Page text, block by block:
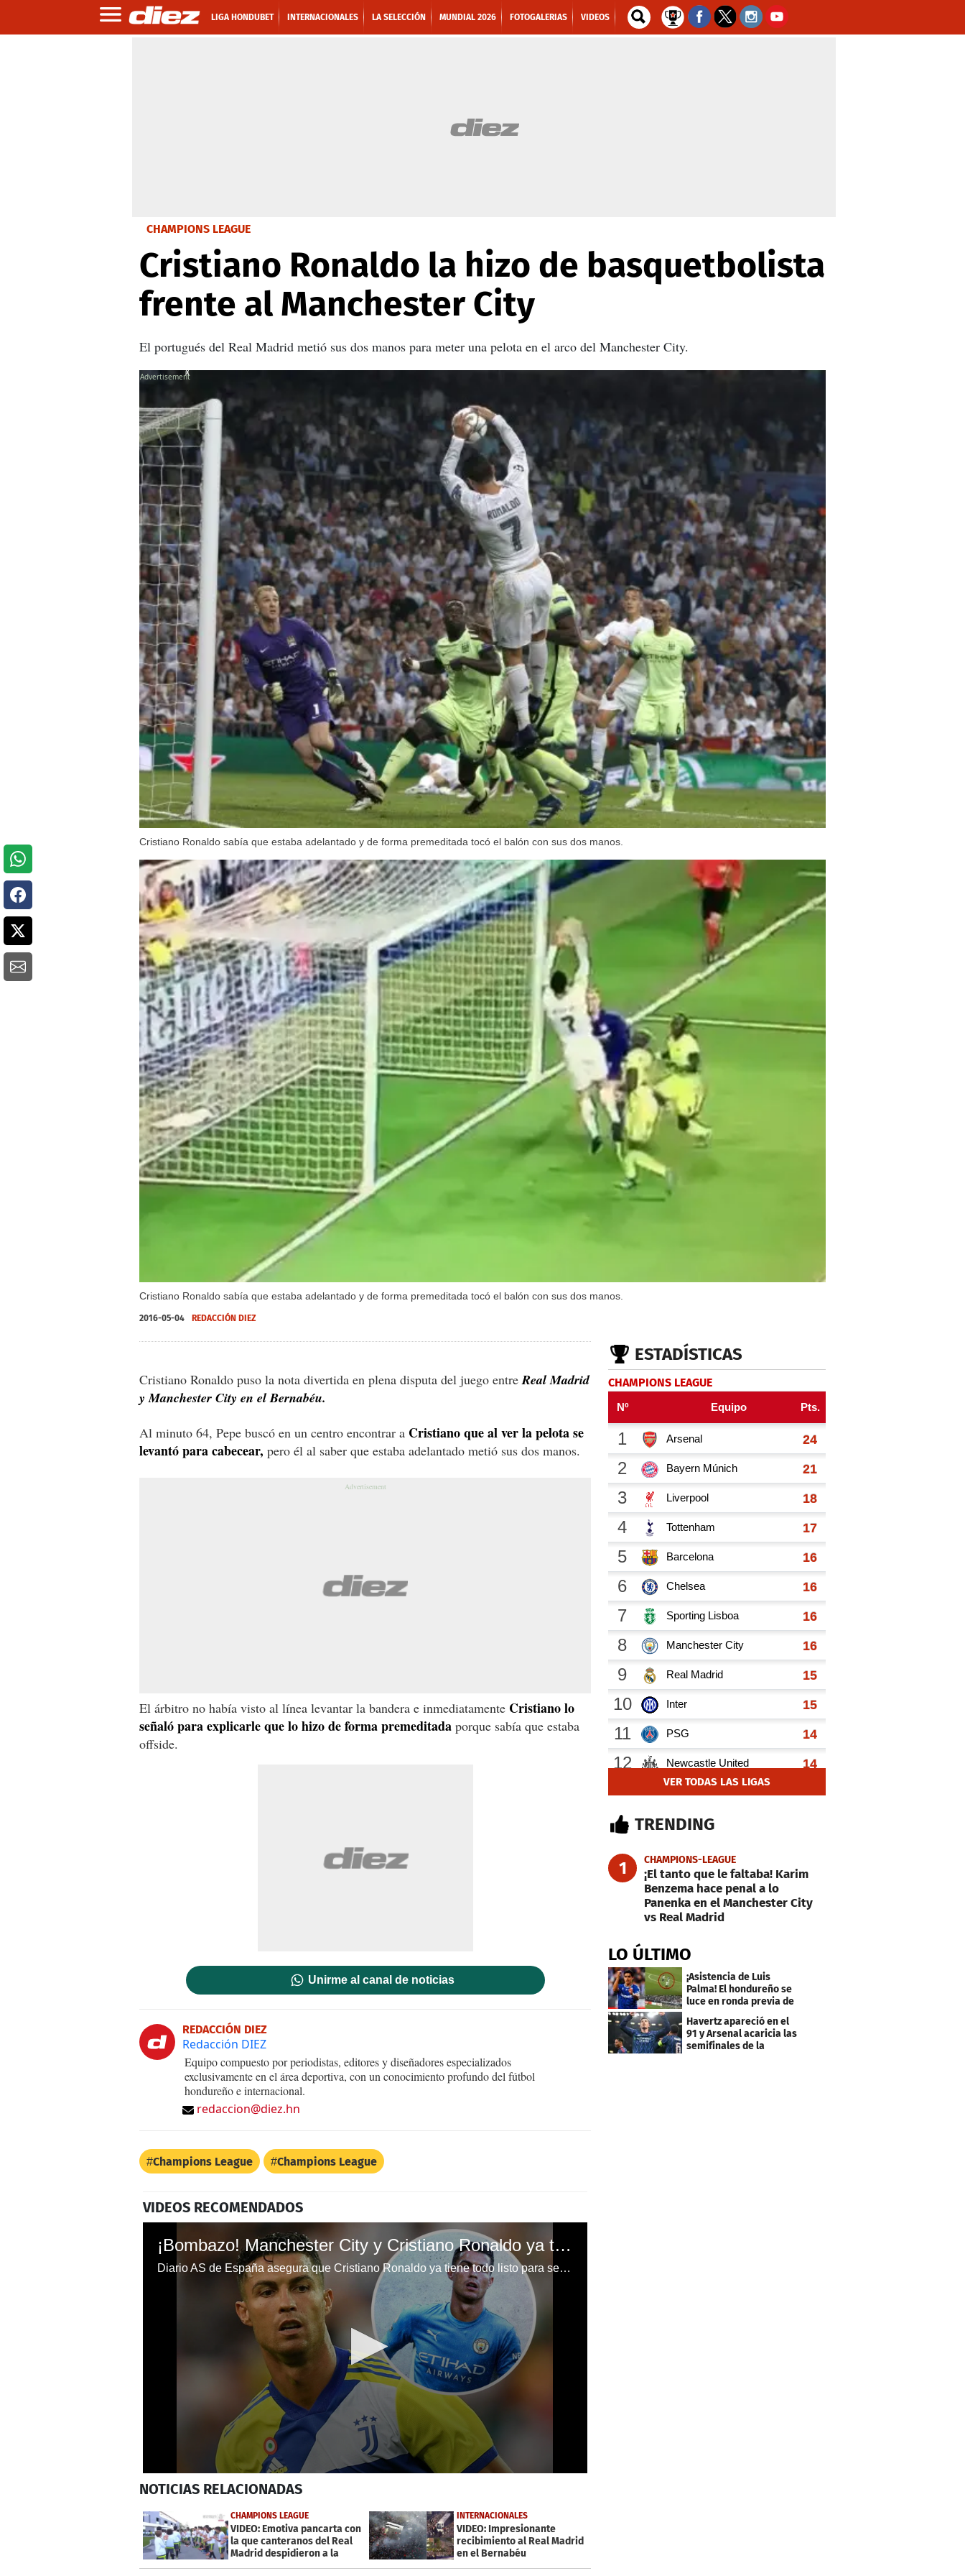
LIGA HONDUBET INTERNACIONALES LA SELECCIÓN MUNDIAL 2026 FOTOGALERIAS VIDEOS
CHAMPIONS LEAGUE
Cristiano Ronaldo la hizo de basquetbolista
frente al Manchester City
El portugués del Real Madrid metió sus dos manos para meter una pelota en el arco del Manchester City.
Cristiano Ronaldo sabía que estaba adelantado y de forma premeditada tocó el balón con sus dos manos.
Cristiano Ronaldo sabía que estaba adelantado y de forma premeditada tocó el balón con sus dos manos.
X
2016-05-04 REDACCIÓN DIEZ
Cristiano Ronaldo puso la nota divertida en plena disputa del juego entreReal Madrid
y Manchester City en el Bernabéu.
Al minuto 64, Pepe buscó en un centro encontrar a Cristiano que al ver la pelota se
levantó para cabecear, pero él al saber que estaba adelantado metió sus dos manos.
El árbitro no había visto al línea levantar la bandera e inmediatamente Cristiano lo
señaló para explicarle que lo hizo de forma premeditada porque sabía que estaba
offside.
Unirme al canal de noticias
REDACCIÓN DIEZ
Redacción DIEZ
Equipo compuesto por periodistas, editores y diseñadores especializados
exclusivamente en el área deportiva, con un conocimiento profundo del fútbol
hondureño e internacional.
redaccion@diez.hn
Champions League Champions League
VIDEOS RECOMENDADOS
¡Bombazo! Manchester City y Cristiano Ronaldo ya tienen acuerdo; Juventus recibirá crack
Diario AS de España asegura que Cristiano Ronaldo ya tiene todo listo para ser jugador del Manchester City.
seconds
28
secondsVolume
0%
NOTICIAS RELACIONADAS
CHAMPIONS LEAGUE
VIDEO: Emotiva pancarta con
la que canteranos del Real
Madrid despidieron a la
plantilla
INTERNACIONALES
VIDEO: Impresionante
recibimiento al Real Madrid
en el Bernabéu
ESTADÍSTICAS
CHAMPIONS LEAGUE
VER TODAS LAS LIGAS
TRENDING
1 CHAMPIONS-LEAGUE
¡El tanto que le faltaba! Karim
Benzema hace penal a lo
Panenka en el Manchester City
vs Real Madrid
LO ÚLTIMO
¡Asistencia de Luis
Palma! El hondureño se
luce en ronda previa de
Havertz apareció en el
91 y Arsenal acaricia las
semifinales de la